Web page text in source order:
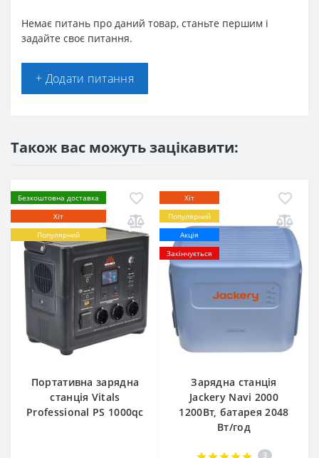
Немає питань про даний товар, станьте першим і
задайте своє питання.
+ Додати питання
Також вас можуть зацікавити:
Безкоштовна доставка
Хіт
Популярний
Портативна зарядна
станція Vitals
Professional PS 1000qc
Хіт
Популярний
Акція
Закінчується
Зарядна станція
Jackery Navi 2000
1200Вт, батарея 2048
Вт/год
3